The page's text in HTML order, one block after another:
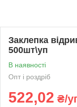
Заклепка
500шт\уп
В наявності
Опт і роздріб
522,02 ₴/